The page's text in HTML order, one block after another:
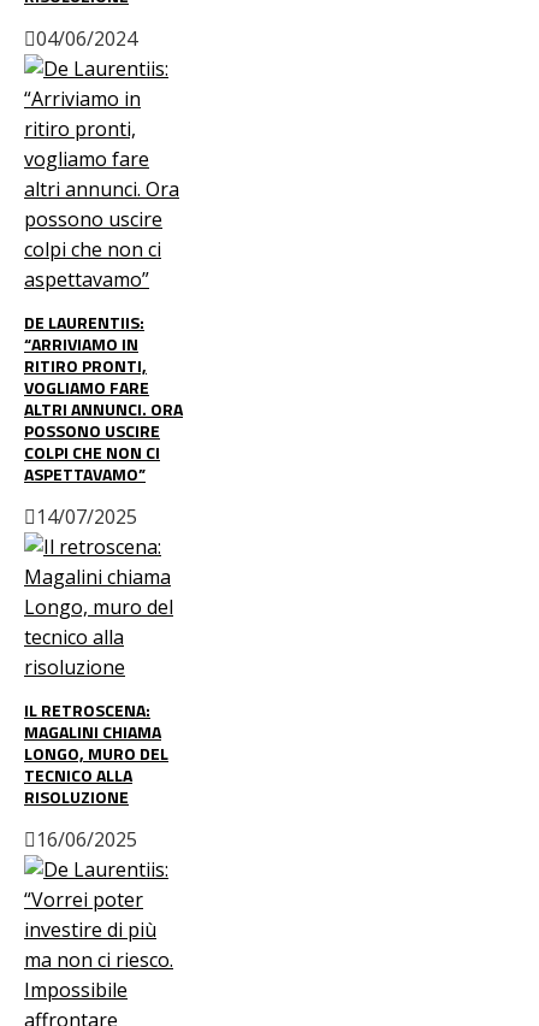
04/06/2024
DE LAURENTIIS:
“ARRIVIAMO IN
RITIRO PRONTI,
VOGLIAMO FARE
ALTRI ANNUNCI. ORA
POSSONO USCIRE
COLPI CHE NON CI
ASPETTAVAMO”
14/07/2025
IL RETROSCENA:
MAGALINI CHIAMA
LONGO, MURO DEL
TECNICO ALLA
RISOLUZIONE
16/06/2025